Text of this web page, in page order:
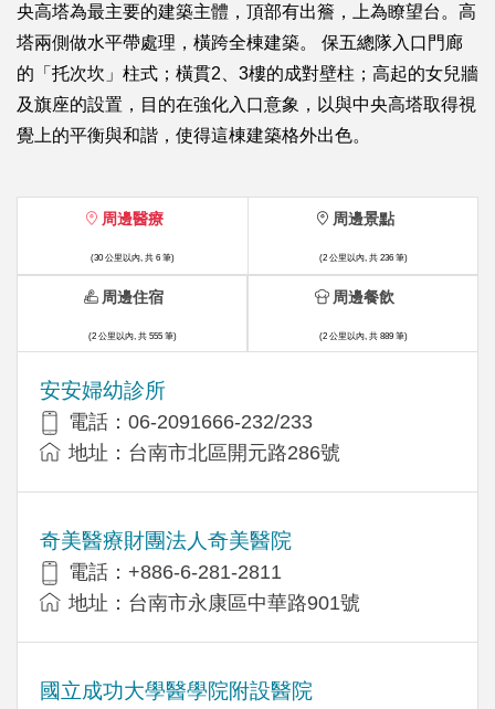
央高塔為最主要的建築主體，頂部有出簷，上為瞭望台。高
塔兩側做水平帶處理，橫跨全棟建築。 保五總隊入口門廊
的「托次坎」柱式；橫貫2、3樓的成對壁柱；高起的女兒牆
及旗座的設置，目的在強化入口意象，以與中央高塔取得視
覺上的平衡與和諧，使得這棟建築格外出色。
周邊醫療
(30 公里以內, 共 6 筆)
安安婦幼診所
電話：06-2091666-232/233
地址：台南市北區開元路286號
奇美醫療財團法人奇美醫院
電話：+886-6-281-2811
地址：台南市永康區中華路901號
國立成功大學醫學院附設醫院
周邊景點
(2 公里以內, 共 236 筆)
周邊住宿
(2 公里以內, 共 555 筆)
周邊餐飲
(2 公里以內, 共 889 筆)